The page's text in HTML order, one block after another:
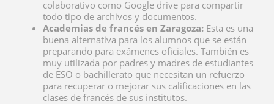
colaborativo como Google drive para compartir
todo tipo de archivos y documentos.
Academias de francés en Zaragoza: Esta es una
buena alternativa para los alumnos que se están
preparando para exámenes oficiales. También es
muy utilizada por padres y madres de estudiantes
de ESO o bachillerato que necesitan un refuerzo
para recuperar o mejorar sus calificaciones en las
clases de francés de sus institutos.